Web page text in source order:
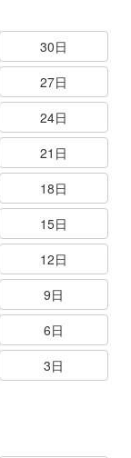
30日
27日
24日
21日
18日
15日
12日
9日
6日
3日